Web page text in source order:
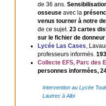
de 36 ans.
osseuse avec la
venus tourner à notre
de ce sujet. 23 cartes
sur le fichier de
Lycée Las Cases,
professeurs informés.
Collecte EFS, Parc des
personnes informées,
Intervention au Lycée
Lautrec à Albi